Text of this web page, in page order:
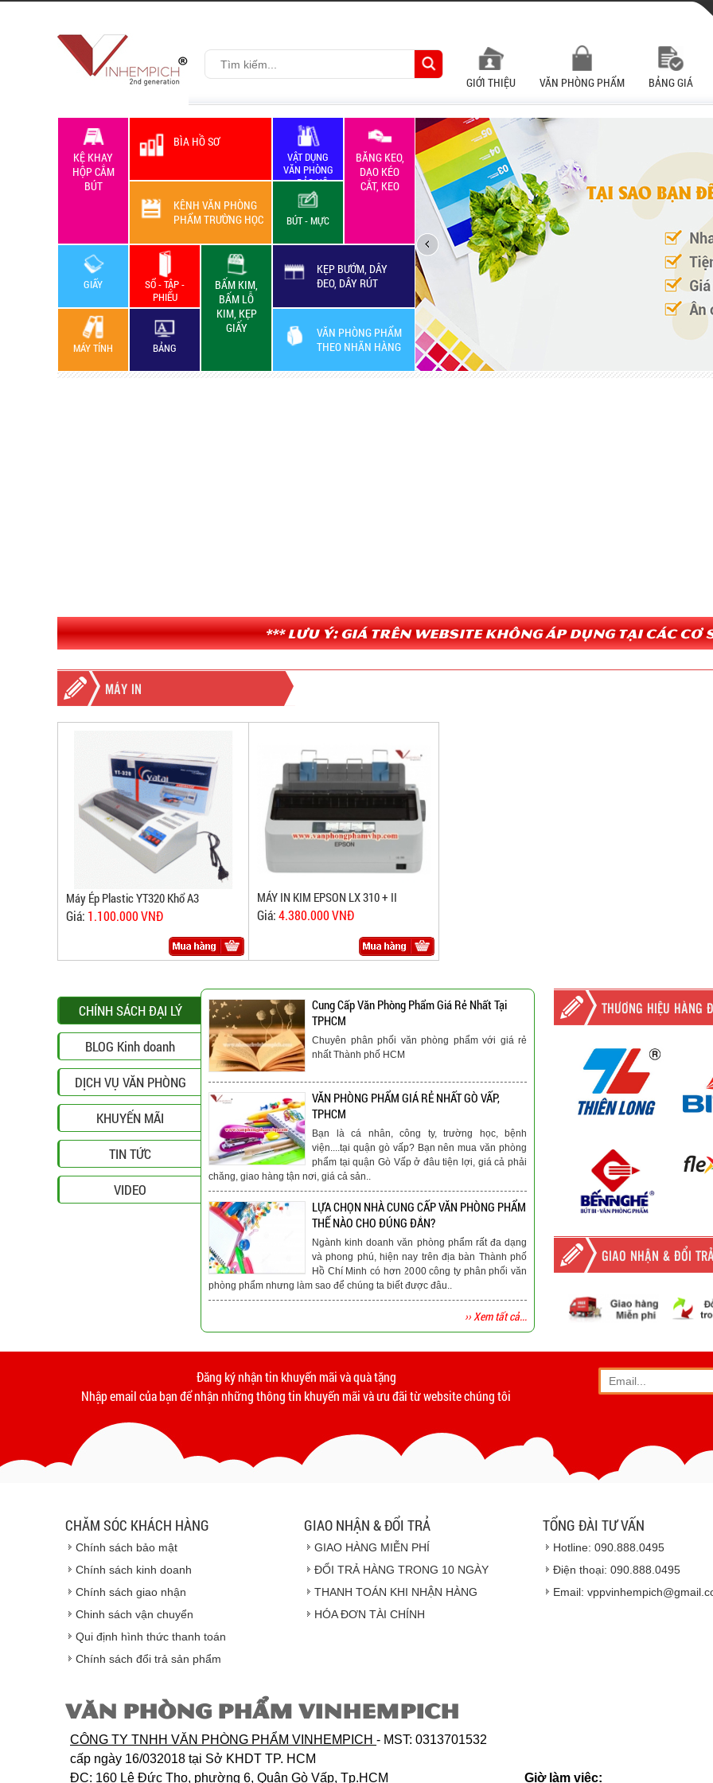
GIỚI THIỆU VĂN PHÒNG PHẨM BẢNG GIÁ
KỆ KHAY
HỘP CẮM
BÚT
BÌA HỒ SƠ
VẬT DỤNG
VĂN PHÒNG
+ BẢO HỘ
LAO ĐỘNG
BĂNG KEO,
DAO KÉO
CẮT, KEO
KÊNH VĂN PHÒNG
PHẨM TRƯỜNG HỌC
BÚT - MỰC
GIẤY
SỔ - TẬP -
PHIẾU
BẤM KIM,
BẤM LỖ
KIM, KẸP
GIẤY
KẸP BƯỚM, DÂY
ĐEO, DÂY RÚT
VĂN PHÒNG PHẨM
THEO NHÃN HÀNG
MÁY TÍNH BẢNG
*** Lưu ý: Giá trên website không áp dụng tại các cơ
MÁY IN
Máy Ép Plastic YT320 Khổ A3
Giá: 1.100.000 VNĐ
MÁY IN KIM EPSON LX 310 + II
Giá:4.380.000 VNĐ
CHÍNH SÁCH ĐẠI LÝ
BLOG Kinh doanh
DỊCH VỤ VĂN PHÒNG
KHUYẾN MÃI
TIN TỨC
VIDEO
Cung Cấp Văn Phòng Phẩm Giá Rẻ Nhất Tại
TPHCM
Chuyên phân phối văn phòng phẩm với giá rẻ
nhất Thành phố HCM
VĂN PHÒNG PHẨM GIÁ RẺ NHẤT GÒ VẤP,
TPHCM
Bạn là cá nhân, công ty, trường học, bệnh
viện....tại quận gò vấp? Bạn nên mua văn phòng
phẩm tại quận Gò Vấp ở đâu tiện lợi, giá cả phải
chăng, giao hàng tận nơi, giá cả sản..
LỰA CHỌN NHÀ CUNG CẤP VĂN PHÒNG PHẨM
THẾ NÀO CHO ĐÚNG ĐẮN?
Ngành kinh doanh văn phòng phẩm rất đa dạng
và phong phú, hiện nay trên địa bàn Thành phố
Hồ Chí Minh có hơn 2000 công ty phân phối văn
phòng phẩm nhưng làm sao để chúng ta biết được đâu..
›› Xem tất cả...
THƯƠNG HIỆU HÀNG
GIAO NHẬN & ĐỔI
- Phương thức vận
- Thời hạn ước tính
Vinhempich
Đăng ký nhận tin khuyến mãi và quà tặng
Nhập email của bạn để nhận những thông tin khuyến mãi và ưu đãi từ website chúng tôi
CHĂM SÓC KHÁCH HÀNG
Chính sách bảo mật
Chính sách kinh doanh
Chính sách giao nhận
Chinh sách vận chuyển
Qui định hình thức thanh toán
Chính sách đổi trả sản phẩm
GIAO NHẬN & ĐỔI TRẢ
GIAO HÀNG MIỄN PHÍ
ĐỔI TRẢ HÀNG TRONG 10 NGÀY
THANH TOÁN KHI NHẬN HÀNG
HÓA ĐƠN TÀI CHÍNH
TỔNG ĐÀI TƯ VẤN
Hotline: 090.888.0495
Điện thoại: 090.888.0495
Email:
VĂN PHÒNG PHẨM VINHEMPICH
CÔNG TY TNHH VĂN PHÒNG PHẨM VINHEMPICH - MST: 0313701532
cấp ngày 16/032018 tại Sở KHDT TP. HCM
ĐC: 160 Lê Đức Thọ, phường 6, Quận Gò Vấp, Tp.HCM Giờ làm việc: